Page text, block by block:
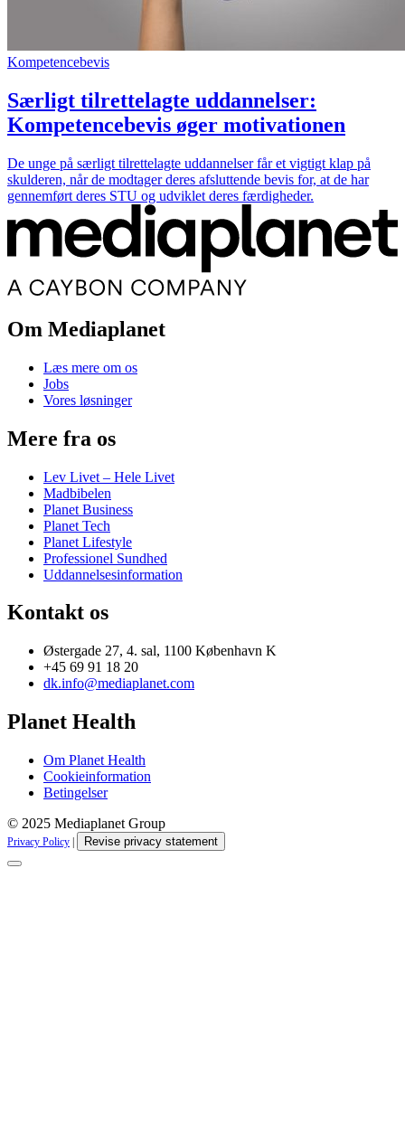
Kompetencebevis
Særligt tilrettelagte uddannelser:
Kompetencebevis øger motivationen
De unge på særligt tilrettelagte uddannelser får et vigtigt klap på
skulderen, når de modtager deres afsluttende bevis for, at de har
gennemført deres STU og udviklet deres færdigheder.
Om Mediaplanet
Læs mere om os
Jobs
Vores løsninger
Mere fra os
Lev Livet – Hele Livet
Madbibelen
Planet Business
Planet Tech
Planet Lifestyle
Professionel Sundhed
Uddannelsesinformation
Kontakt os
Østergade 27, 4. sal, 1100 København K
+45 69 91 18 20
dk.info@mediaplanet.com
Planet Health
Om Planet Health
Cookieinformation
Betingelser
© 2025 Mediaplanet Group
Privacy Policy Revise privacy statement